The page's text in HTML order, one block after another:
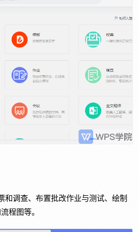
和调查、布置批改作业与测试、绘制
程图等。